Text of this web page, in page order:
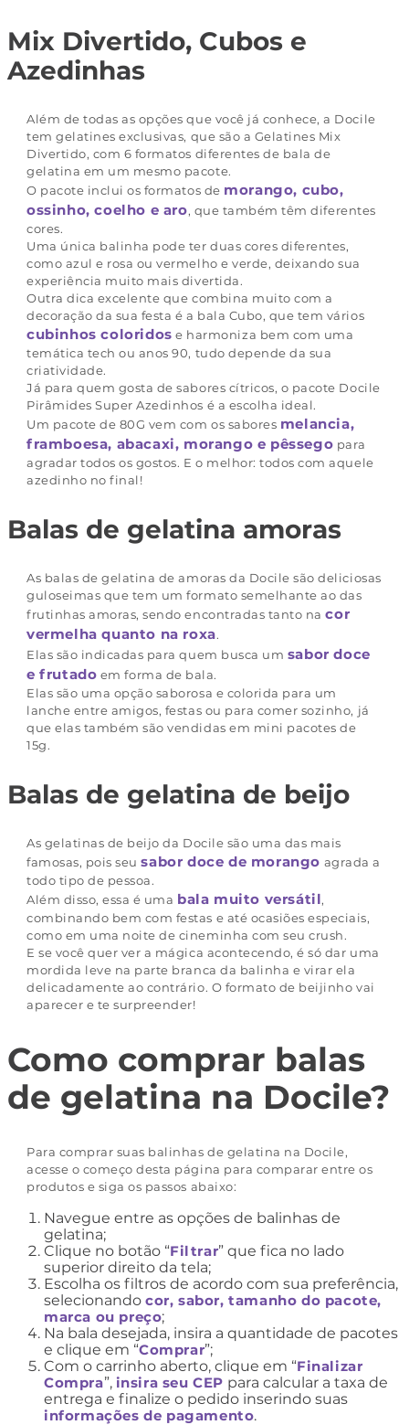
Mix Divertido, Cubos e
Azedinhas
Além de todas as opções que você já conhece, a Docile
tem gelatines exclusivas, que são a Gelatines Mix
Divertido, com 6 formatos diferentes de bala de
gelatina em um mesmo pacote.
O pacote inclui os formatos de morango, cubo,
ossinho, coelho e aro, que também têm diferentes
cores.
Uma única balinha pode ter duas cores diferentes,
como azul e rosa ou vermelho e verde, deixando sua
experiência muito mais divertida.
Outra dica excelente que combina muito com a
decoração da sua festa é a bala Cubo, que tem vários
cubinhos coloridos e harmoniza bem com uma
temática tech ou anos 90, tudo depende da sua
criatividade.
Já para quem gosta de sabores cítricos, o pacote Docile
Pirâmides Super Azedinhos é a escolha ideal.
Um pacote de 80G vem com os sabores melancia,
framboesa, abacaxi, morango e pêssego para
agradar todos os gostos. E o melhor: todos com aquele
azedinho no final!
Balas de gelatina amoras
As balas de gelatina de amoras da Docile são deliciosas
guloseimas que tem um formato semelhante ao das
frutinhas amoras, sendo encontradas tanto nacor
vermelha quanto na roxa.
Elas são indicadas para quem busca um sabor doce
e frutado em forma de bala.
Elas são uma opção saborosa e colorida para um
lanche entre amigos, festas ou para comer sozinho, já
que elas também são vendidas em mini pacotes de
15g.
Balas de gelatina de beijo
As gelatinas de beijo da Docile são uma das mais
famosas, pois seusabor doce de morango agrada a
todo tipo de pessoa.
Além disso, essa é uma bala muito versátil,
combinando bem com festas e até ocasiões especiais,
como em uma noite de cineminha com seu crush.
E se você quer ver a mágica acontecendo, é só dar uma
mordida leve na parte branca da balinha e virar ela
delicadamente ao contrário. O formato de beijinho vai
aparecer e te surpreender!
Como comprar balas
de gelatina na Docile?
Para comprar suas balinhas de gelatina na Docile,
acesse o começo desta página para comparar entre os
produtos e siga os passos abaixo:
Navegue entre as opções de balinhas de
gelatina;
Clique no botão “Filtrar” que fica no lado
superior direito da tela;
Escolha os filtros de acordo com sua preferência,
selecionando cor, sabor, tamanho do pacote,
marca ou preço;
Na bala desejada, insira a quantidade de pacotes
e clique em “Comprar”;
Com o carrinho aberto, clique em “Finalizar
Compra”, insira seu CEP para calcular a taxa de
entrega e finalize o pedido inserindo suas
informações de pagamento.